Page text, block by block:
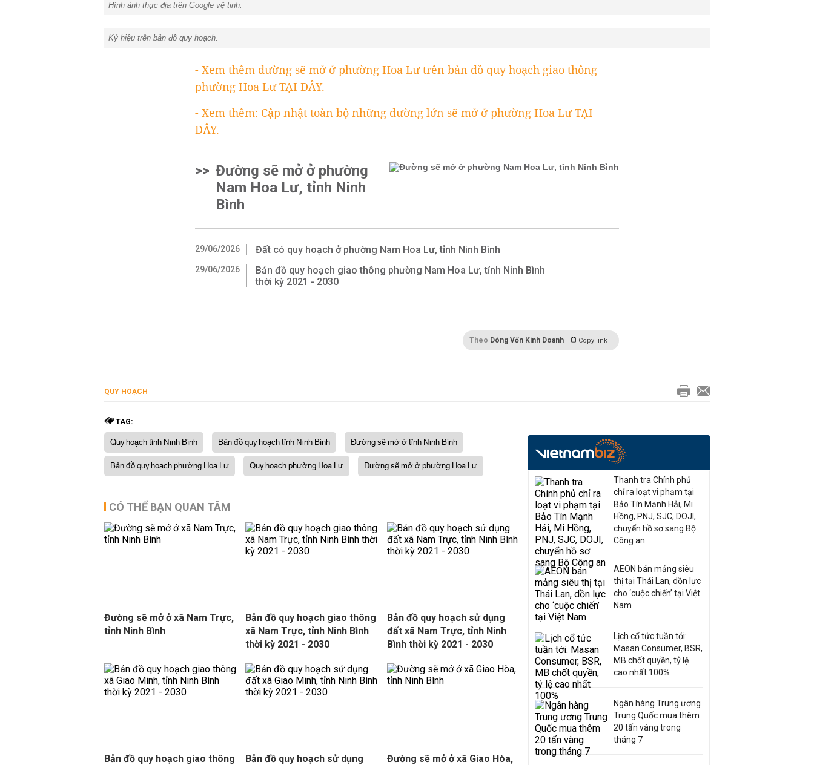
Hình ảnh thực địa trên Google vệ tinh.
Ký hiệu trên bản đồ quy hoạch.
- Xem thêm đường sẽ mở ở phường Hoa Lư trên bản đồ quy hoạch giao thông
phường Hoa Lư TẠI ĐÂY.
- Xem thêm: Cập nhật toàn bộ những đường lớn sẽ mở ở phường Hoa Lư TẠI
ĐÂY.
>> Đường sẽ mở ở phường
Nam Hoa Lư, tỉnh Ninh
Bình
29/06/2026 Đất có quy hoạch ở phường Nam Hoa Lư, tỉnh Ninh Bình
29/06/2026
Bản đồ quy hoạch giao thông phường Nam Hoa Lư, tỉnh Ninh Bình
thời kỳ 2021 - 2030
Theo Dòng Vốn Kinh Doanh Copy link
QUY HOẠCH
TAG:
Quy hoạch tỉnh Ninh Bình Bản đồ quy hoạch tỉnh Ninh Bình
Đường sẽ mở ở tỉnh Ninh Bình
Bản đồ quy hoạch phường Hoa Lư
Quy hoạch phường Hoa Lư Đường sẽ mở ở phường Hoa Lư
CÓ THỂ BẠN QUAN TÂM
Đường sẽ mở ở xã Nam Trực,
tỉnh Ninh Bình
Bản đồ quy hoạch giao thông
xã Nam Trực, tỉnh Ninh Bình
thời kỳ 2021 - 2030
Bản đồ quy hoạch sử dụng
đất xã Nam Trực, tỉnh Ninh
Bình thời kỳ 2021 - 2030
Bản đồ quy hoạch giao thông
Bản đồ quy hoạch sử dụng
Đường sẽ mở ở xã Giao Hòa,
Thanh tra Chính phủ
chỉ ra loạt vi phạm tại
Bảo Tín Mạnh Hải, Mi
Hồng, PNJ, SJC, DOJI,
chuyển hồ sơ sang Bộ
Công an
AEON bán mảng siêu
thị tại Thái Lan, dồn lực
cho ‘cuộc chiến’ tại Việt
Nam
Lịch cổ tức tuần tới:
Masan Consumer, BSR,
MB chốt quyền, tỷ lệ
cao nhất 100%
Ngân hàng Trung ương
Trung Quốc mua thêm
20 tấn vàng trong
tháng 7